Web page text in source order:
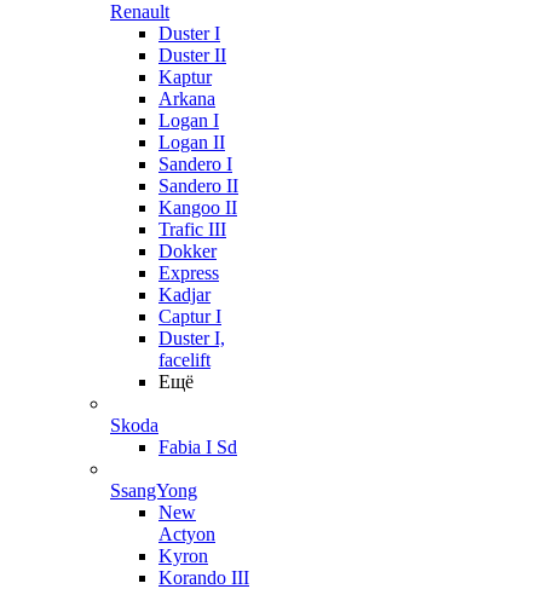
Renault
Duster I
Duster II
Kaptur
Arkana
Logan I
Logan II
Sandero I
Sandero II
Kangoo II
Trafic III
Dokker
Express
Kadjar
Captur I
Duster I,
facelift
Ещё
Skoda
Fabia I Sd
SsangYong
New
Actyon
Kyron
Korando III